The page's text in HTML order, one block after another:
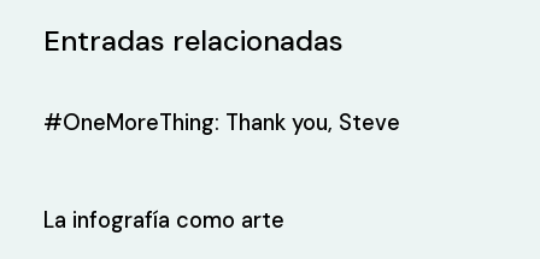
Entradas relacionadas
#OneMoreThing: Thank you, Steve
La infografía como arte